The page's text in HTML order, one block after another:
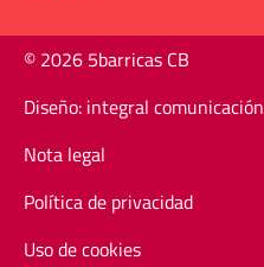
© 2026 5barricas CB
Diseño: integral comunicación
Nota legal
Política de privacidad
Uso de cookies